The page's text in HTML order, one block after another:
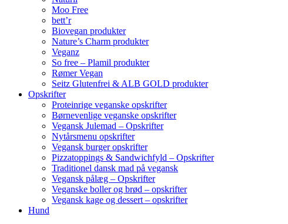
Moo Free
bett’r
Biovegan produkter
Nature’s Charm produkter
Veganz
So free – Plamil produkter
Rømer Vegan
Seitz Glutenfrei & ALB GOLD produkter
Opskrifter
Proteinrige veganske opskrifter
Børnevenlige veganske opskrifter
Vegansk Julemad – Opskrifter
Nytårsmenu opskrifter
Vegansk burger opskrifter
Pizzatoppings & Sandwichfyld – Opskrifter
Traditionel dansk mad på vegansk
Vegansk pålæg – Opskrifter
Veganske boller og brød – opskrifter
Vegansk kage og dessert – opskrifter
Hund